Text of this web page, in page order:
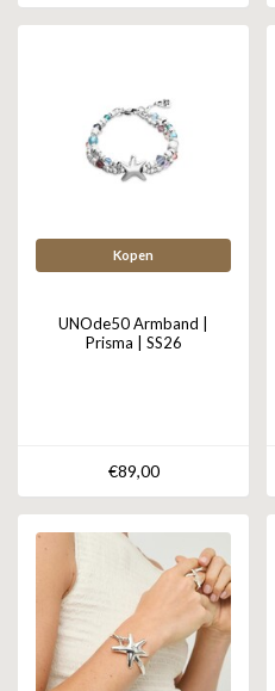
Kopen
UNOde50 Armband |
Prisma | SS26
€89,00